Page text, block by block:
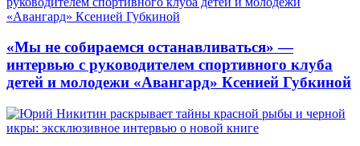
«Мы не собираемся останавливаться» —
интервью с руководителем спортивного клуба
детей и молодежи «Авангард» Ксенией Губкиной